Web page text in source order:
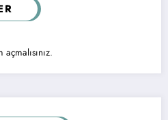
açmalısınız.